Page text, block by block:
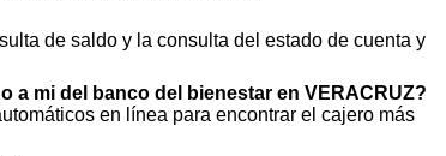
de saldo y la consulta del estado de cuenta y
a mi del banco del bienestar en VERACRUZ?
en línea para encontrar el cajero más